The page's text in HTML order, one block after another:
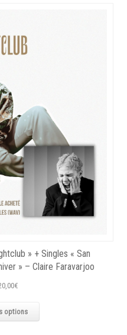
» + Singles « San
» – Claire Faravarjoo
€
options